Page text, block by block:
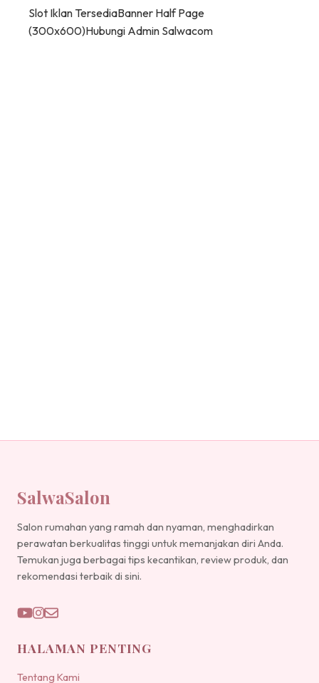
Slot Iklan TersediaBanner Half Page
(300x600)Hubungi Admin Salwacom
SalwaSalon
Salon rumahan yang ramah dan nyaman, menghadirkan
perawatan berkualitas tinggi untuk memanjakan diri Anda.
Temukan juga berbagai tips kecantikan, review produk, dan
rekomendasi terbaik di sini.
HALAMAN PENTING
Tentang Kami